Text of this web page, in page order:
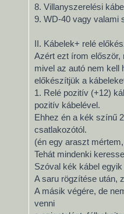
8. Villanyszerelési
9. WD-40 vagy valami
II. Kábelek+ relé
Azért ezt írom először,
mivel az autó nem kell
előkészítjük a
1. Relé pozitív (+12)
pozitív kábelével.
Ehhez én a kék színű
csatlakozótól.
(én egy araszt
Tehát mindenki
Szóval kék kábel
A saru rögzítése után,
A másik végére, de
venni